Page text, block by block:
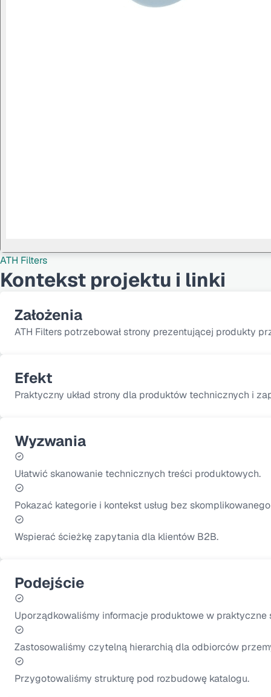
ATH Filters
Kontekst projektu i linki
Założenia
ATH Filters potrzebował strony prezentującej produkty
Efekt
Praktyczny układ strony dla produktów technicznych i
Wyzwania
Ułatwić skanowanie technicznych treści produktowych.
Pokazać kategorie i kontekst usług bez
Wspierać ścieżkę zapytania dla klientów B2B.
Podejście
Uporządkowaliśmy informacje produktowe w praktyczne
Zastosowaliśmy czytelną hierarchią dla odbiorców
Przygotowaliśmy strukturę pod rozbudowę katalogu.